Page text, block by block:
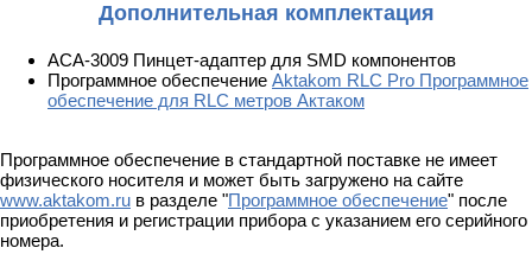
Дополнительная комплектация
АСА-3009 Пинцет-адаптер для SMD компонентов
Программное обеспечение Aktakom RLC Pro Программное
обеспечение для RLC метров Актаком
Программное обеспечение в стандартной поставке не имеет
физического носителя и может быть загружено на сайте
www.aktakom.ru в разделе "Программное обеспечение" после
приобретения и регистрации прибора с указанием его серийного
номера.